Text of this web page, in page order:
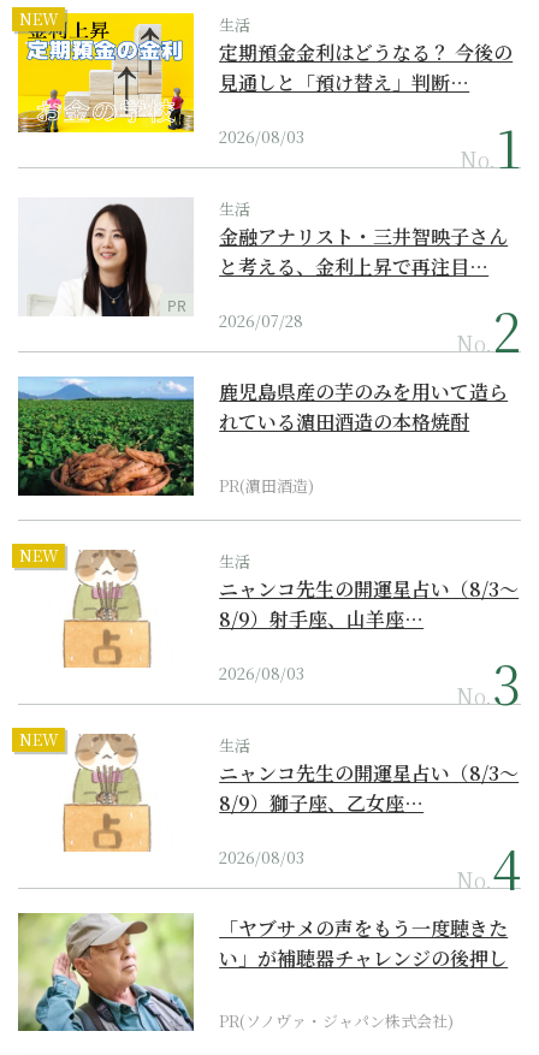
NEW 生活
定期預金金利はどうなる？ 今後の
見通しと「預け替え」判断…
2026/08/03
No.
PR
生活
金融アナリスト・三井智映子さん
と考える、金利上昇で再注目…
2026/07/28
No.
鹿児島県産の芋のみを用いて造ら
れている濵田酒造の本格焼酎
PR(濵田酒造)
NEW 生活
ニャンコ先生の開運星占い（8/3～
8/9）射手座、山羊座…
2026/08/03
No.
NEW 生活
ニャンコ先生の開運星占い（8/3～
8/9）獅子座、乙女座…
2026/08/03
No.
「ヤブサメの声をもう一度聴きた
い」が補聴器チャレンジの後押し
PR(ソノヴァ・ジャパン株式会社)